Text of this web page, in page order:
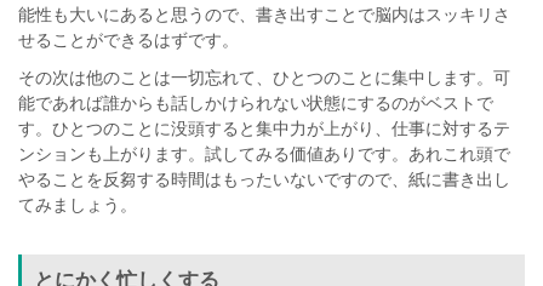
能性も大いにあると思うので、書き出すことで脳内はスッキリさ
せることができるはずです。
その次は他のことは一切忘れて、ひとつのことに集中します。可
能であれば誰からも話しかけられない状態にするのがベストで
す。ひとつのことに没頭すると集中力が上がり、仕事に対するテ
ンションも上がります。試してみる価値ありです。あれこれ頭で
やることを反芻する時間はもったいないですので、紙に書き出し
てみましょう。
とにかく忙しくする